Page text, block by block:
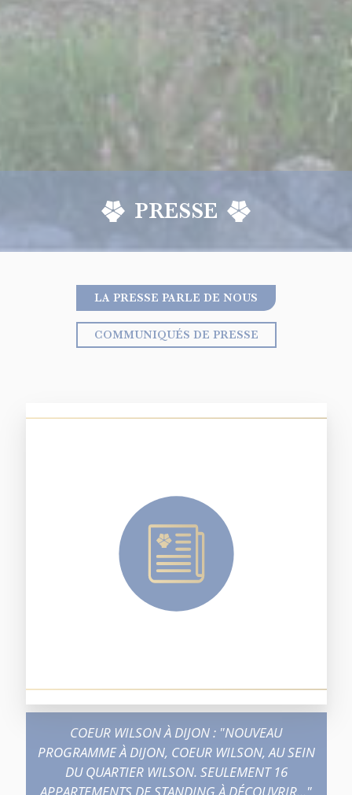
PRESSE
LA PRESSE PARLE DE NOUS
COMMUNIQUÉS DE PRESSE
COEUR WILSON À DIJON : "NOUVEAU
PROGRAMME À DIJON, COEUR WILSON, AU SEIN
DU QUARTIER WILSON. SEULEMENT 16